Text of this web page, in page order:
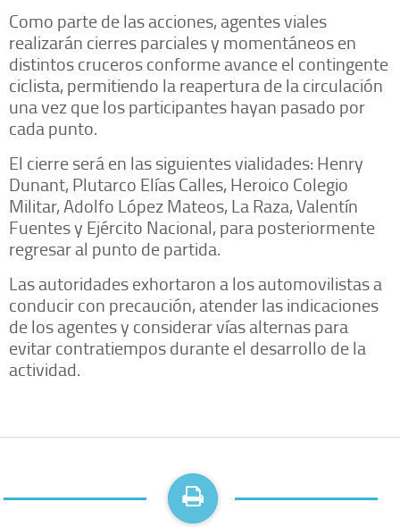
Como parte de las acciones, agentes viales
realizarán cierres parciales y momentáneos en
distintos cruceros conforme avance el contingente
ciclista, permitiendo la reapertura de la circulación
una vez que los participantes hayan pasado por
cada punto.
El cierre será en las siguientes vialidades: Henry
Dunant, Plutarco Elías Calles, Heroico Colegio
Militar, Adolfo López Mateos, La Raza, Valentín
Fuentes y Ejército Nacional, para posteriormente
regresar al punto de partida.
Las autoridades exhortaron a los automovilistas a
conducir con precaución, atender las indicaciones
de los agentes y considerar vías alternas para
evitar contratiempos durante el desarrollo de la
actividad.